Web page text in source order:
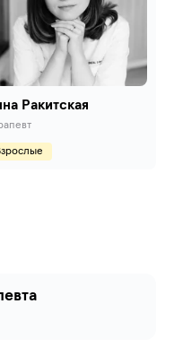
Ракитская